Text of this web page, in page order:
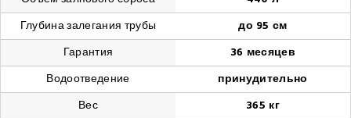
Глубина залегания трубы
до 95 см
Гарантия
36 месяцев
Водоотведение
принудительно
Вес
365 кг